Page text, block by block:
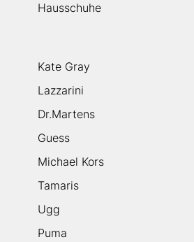
Hausschuhe
Kate Gray
Lazzarini
Dr.Martens
Guess
Michael Kors
Tamaris
Ugg
Puma